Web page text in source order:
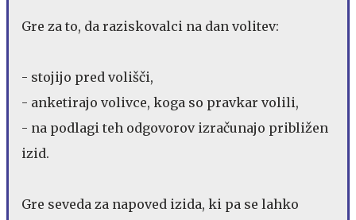
Gre za to, da raziskovalci na dan volitev:
- stojijo pred volišči,
- anketirajo volivce, koga so pravkar volili,
- na podlagi teh odgovorov izračunajo približen
izid.
Gre seveda za napoved izida, ki pa se lahko